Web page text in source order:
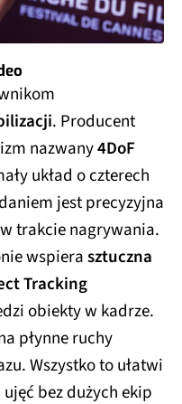
. Producent
nazwany4DoF
układ o czterech
jest precyzyjna
trakcie nagrywania.
wspierasztuczna
Tracking
obiekty w kadrze.
płynne ruchy
Wszystko to ułatwi
bez dużych ekip